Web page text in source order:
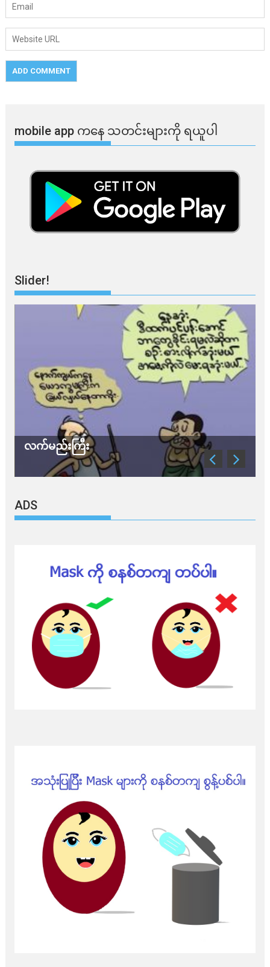
mobile app ​​ကနေ ​​သတင်းများကို ရယူပါ
Slider!
လက်မည်းကြီး
ADS